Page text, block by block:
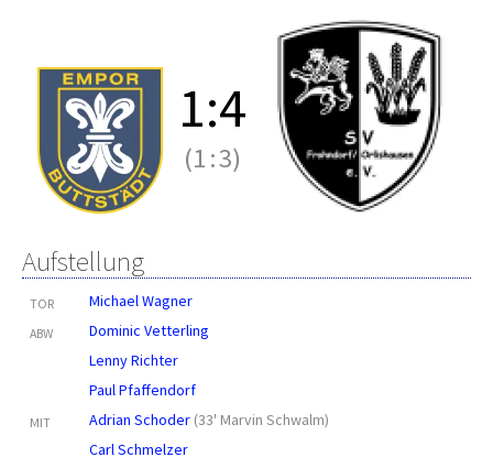
1:4
(1:3)
Aufstellung
TOR Michael Wagner
ABW
Dominic Vetterling
Lenny Richter
Paul Pfaffendorf
MIT Adrian Schoder (33' Marvin Schwalm)
Carl Schmelzer